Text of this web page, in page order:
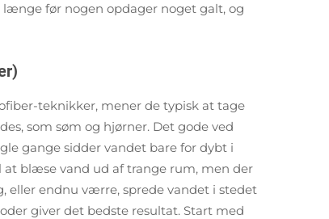
før nogen opdager noget galt, og
teknikker, mener de typisk at tage
som søm og hjørner. Det gode ved
gange sidder vandet bare for dybt i
blæse vand ud af trange rum, men der
eller endnu værre, sprede vandet i stedet
giver det bedste resultat. Start med